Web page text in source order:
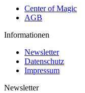
Center of Magic
AGB
Informationen
Newsletter
Datenschutz
Impressum
Newsletter